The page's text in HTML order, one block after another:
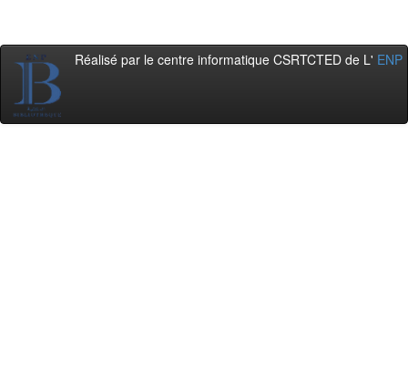
Réalisé par le centre informatique CSRTCTED de L' ENP